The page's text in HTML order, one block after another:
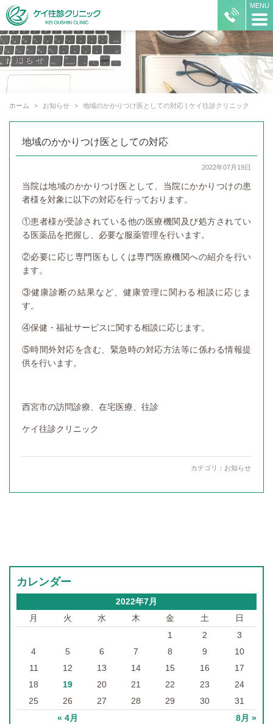
ホーム お知らせ 地域のかかりつけ医としての対応 | ケイ往診クリニック
地域のかかりつけ医としての対応
2022年07月19日
当院は地域のかかりつけ医として、当院にかかりつけの患
者様を対象に以下の対応を行っております。
①患者様が受診されている他の医療機関及び処方されてい
る医薬品を把握し、必要な服薬管理を行います。
②必要に応じ専門医もしくは専門医療機関への紹介を行い
ます。
③健康診断の結果など、健康管理に関わる相談に応じま
す。
④保健・福祉サービスに関する相談に応じます。
⑤時間外対応を含む、緊急時の対応方法等に係わる情報提
供を行います。
西宮市の訪問診療、在宅医療、往診
ケイ往診クリニック
カテゴリ： お知らせ
カレンダー
2022年7月
月
火 水 木 金 土 日
« 4月 8月 »
1 2
3
4
5 6 7 8 9
10
11
12 13 14 15 16
17
18
19 20 21 22 23
24
25
26 27 28 29 30 31